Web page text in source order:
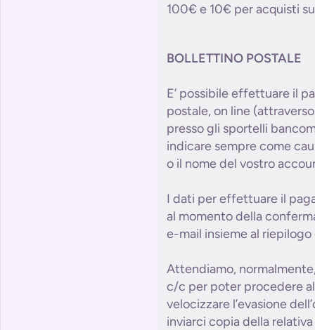
100€ e 10€ per acquisti
BOLLETTINO POSTALE
E’ possibile effettuare il
postale, on line
presso gli sportelli
indicare sempre come
o il nome del vostro
I dati per effettuare il
al momento della
e-mail insieme al riepilogo
Attendiamo,
c/c per poter procedere
velocizzare l’evasione
inviarci copia della